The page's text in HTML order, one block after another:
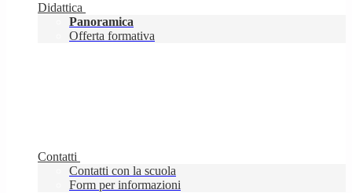
Didattica
Panoramica
Offerta formativa
Contatti
Contatti con la scuola
Form per informazioni